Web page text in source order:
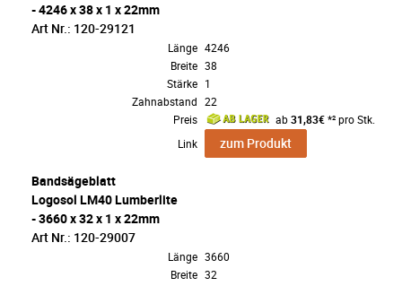
- 4246 x 38 x 1 x 22mm
Art Nr.: 120-29121
Länge 4246
Breite 38
Stärke 1
Zahnabstand 22
Preis
ab31,83€*² pro Stk.
Link
zum Produkt
Bandsägeblatt
Logosol LM40 Lumberlite
- 3660 x 32 x 1 x 22mm
Art Nr.: 120-29007
Länge 3660
Breite 32